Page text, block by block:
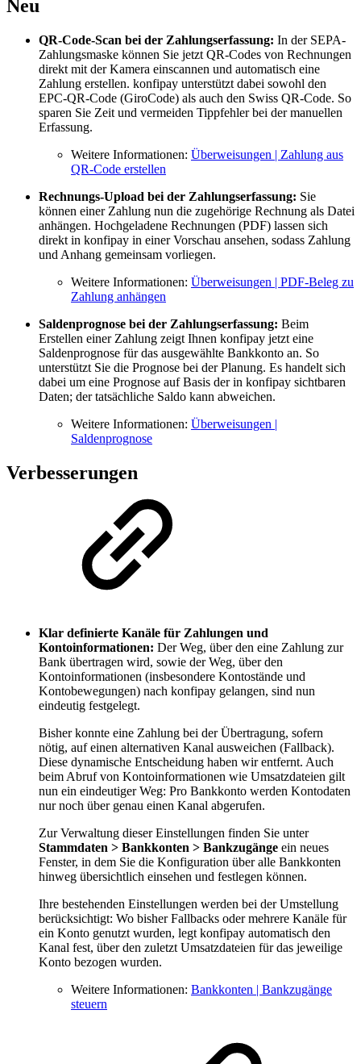
Neu
QR-Code-Scan bei der Zahlungserfassung: In der SEPA-
Zahlungsmaske können Sie jetzt QR-Codes von Rechnungen
direkt mit der Kamera einscannen und automatisch eine
Zahlung erstellen. konfipay unterstützt dabei sowohl den
EPC-QR-Code (GiroCode) als auch den Swiss QR-Code. So
sparen Sie Zeit und vermeiden Tippfehler bei der manuellen
Erfassung.
Weitere Informationen: Überweisungen | Zahlung aus
QR-Code erstellen
Rechnungs-Upload bei der Zahlungserfassung: Sie
können einer Zahlung nun die zugehörige Rechnung als Datei
anhängen. Hochgeladene Rechnungen (PDF) lassen sich
direkt in konfipay in einer Vorschau ansehen, sodass Zahlung
und Anhang gemeinsam vorliegen.
Weitere Informationen: Überweisungen | PDF-Beleg zu
Zahlung anhängen
Saldenprognose bei der Zahlungserfassung: Beim
Erstellen einer Zahlung zeigt Ihnen konfipay jetzt eine
Saldenprognose für das ausgewählte Bankkonto an. So
unterstützt Sie die Prognose bei der Planung. Es handelt sich
dabei um eine Prognose auf Basis der in konfipay sichtbaren
Daten; der tatsächliche Saldo kann abweichen.
Weitere Informationen: Überweisungen |
Saldenprognose
Verbesserungen
Klar definierte Kanäle für Zahlungen und
Kontoinformationen: Der Weg, über den eine Zahlung zur
Bank übertragen wird, sowie der Weg, über den
Kontoinformationen (insbesondere Kontostände und
Kontobewegungen) nach konfipay gelangen, sind nun
eindeutig festgelegt.
Bisher konnte eine Zahlung bei der Übertragung, sofern
nötig, auf einen alternativen Kanal ausweichen (Fallback).
Diese dynamische Entscheidung haben wir entfernt. Auch
beim Abruf von Kontoinformationen wie Umsatzdateien gilt
nun ein eindeutiger Weg: Pro Bankkonto werden Kontodaten
nur noch über genau einen Kanal abgerufen.
Zur Verwaltung dieser Einstellungen finden Sie unter
Stammdaten > Bankkonten > Bankzugänge ein neues
Fenster, in dem Sie die Konfiguration über alle Bankkonten
hinweg übersichtlich einsehen und festlegen können.
Ihre bestehenden Einstellungen werden bei der Umstellung
berücksichtigt: Wo bisher Fallbacks oder mehrere Kanäle für
ein Konto genutzt wurden, legt konfipay automatisch den
Kanal fest, über den zuletzt Umsatzdateien für das jeweilige
Konto bezogen wurden.
Weitere Informationen: Bankkonten | Bankzugänge
steuern